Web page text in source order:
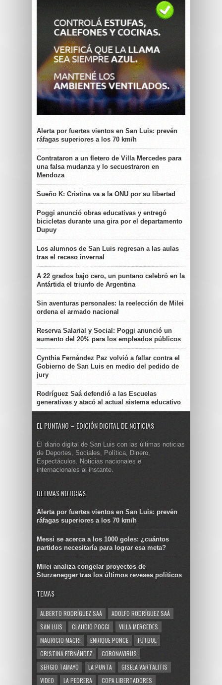
Alerta por fuertes vientos en San Luis: prevén
ráfagas superiores a los 70 km/h
Contrataron a un fletero de Villa Mercedes para
una falsa mudanza y lo secuestraron en
Mendoza
Sueño K: Cristina va a la ONU por su libertad
Poggi anunció obras educativas y entregó
bicicletas durante una gira por el departamento
Dupuy
Los alumnos de San Luis regresan a las aulas
tras el receso invernal
A 22 grados bajo cero, un puntano celebró en la
Antártida el triunfo de Argentina
Sin aventuras personales: la reelección de Milei
ordena el armado nacional
Reserva Salarial y Social: Poggi anunció un
aumento del 20% para los empleados públicos
Cynthia Fernández Paz volvió a fallar contra el
Gobierno de San Luis en medio del pedido de
jury
Rodríguez Saá defendió a las Escuelas
generativas y atacó al actual sistema educativo
EL PUNTANO – EDICIÓN DIGITAL DE NOTICIAS
El diario digital de San Luis con las últimas noticias
de Deportes, Sociales, Política, Dinero,
Espectáculos. Noticias nacionales e
internacionales al instante.
ULTIMAS NOTICIAS
Alerta por fuertes vientos en San Luis: prevén
ráfagas superiores a los 70 km/h
Messi se acerca a los 1000 goles: ¿cuántos
partidos necesitaría para lograr esa meta?
Milei analiza congelar proyectos de
Sturzenegger tras los últimos reveses políticos
TEMAS
ALBERTO RODRÍGUEZ SAÁ
ADOLFO RODRÍGUEZ SAÁ
SAN LUIS
CLAUDIO POGGI
VILLA MERCEDES
MAURICIO MACRI
ENRIQUE PONCE
FUTBOL
CRISTINA FERNÁNDEZ
CORONAVIRUS
SERGIO TAMAYO
LA PUNTA
GISELA VARTALITIS
VIDEO
LA PEDRERA COPA LIBERTADORES